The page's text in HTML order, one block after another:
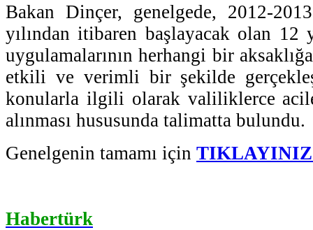
Bakan Dinçer, genelgede, 2012-
yılından itibaren başlayacak olan 12
uygulamalarının herhangi bir
etkili ve verimli bir şekilde
konularla ilgili olarak valiliklerce
alınması hususunda talimatta bulundu.
Genelgenin tamamı için
Habertürk